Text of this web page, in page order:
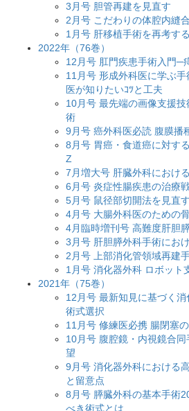
3月号 胆管再建を見直す
2月号 こだわりの体腔内縫
1月号 肝移植手術を再考する
2022年（76巻）
12月号 肛門疾患手術入門─
11月号 形成外科医に学ぶ
医が知りたいｺﾂと工夫
10月号 最先端の画像支援
術
9月号 癌外科医必読 腹膜播
8月号 胃癌・食道癌に対す
Z
7月増大号 肝臓外科におけ
6月号 炎症性腸疾患の治療
5月号 鼠径部切開法を見直す
4月号 大腸外科医のための
4月臨時増刊号 高難度肝胆
3月号 肝胆膵外科手術にお
2月号 上部消化管領域再建
1月号 消化器外科 ロボット
2021年（75巻）
12月号 最新知見に基づく
術式選択
11月号 修練医必携 腸閉塞
10月号 腹腔鏡・内視鏡合
望
9月号 消化器外科における
と留意点
8月号 膵臓外科の基本手術
べき術式とは